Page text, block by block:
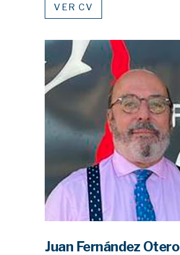
VER CV
Juan Fernández Otero